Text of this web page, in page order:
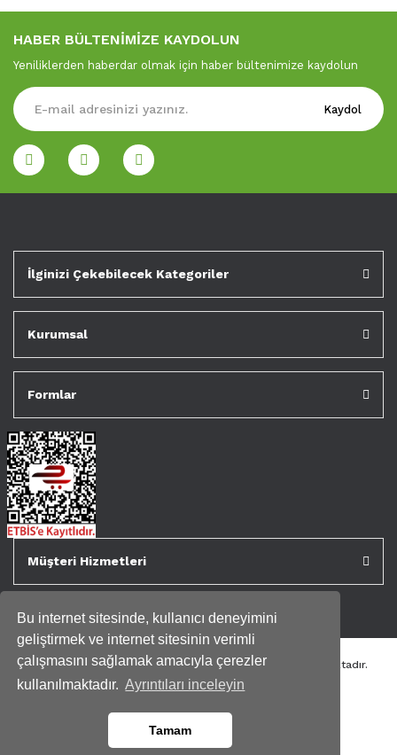
Bu internet sitesinde, kullanıcı deneyimini
geliştirmek ve internet sitesinin verimli
çalışmasını sağlamak amacıyla çerezler
kullanılmaktadır. Ayrıntıları inceleyin
Tamam
HABER BÜLTENİMİZE KAYDOLUN
Yeniliklerden haberdar olmak için haber bültenimize kaydolun
Kaydol
İlginizi Çekebilecek Kategoriler
Kurumsal
Formlar
Müşteri Hizmetleri
Tüm kredi kartı bilgileriniz 256bit SSL Sertifikası ile korunmaktadır.
Genispencere.com Tüm Hakları Saklıdır.